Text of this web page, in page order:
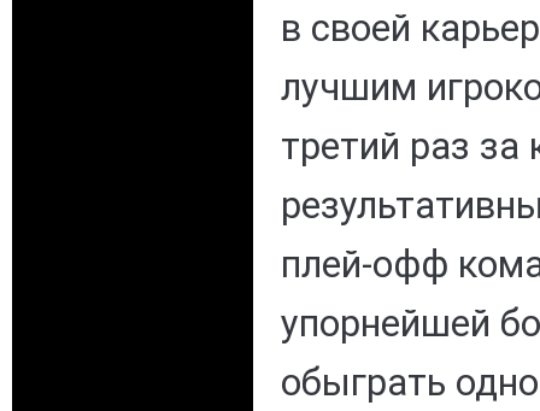
в своей
лучшим
третий раз
плей-офф
упорнейшей
обыграть